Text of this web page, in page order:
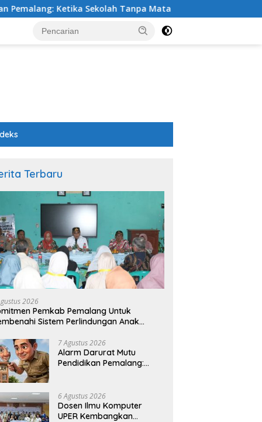
Ketika Sekolah Tanpa Mata dan Telinga
Wayang untuk Anak
HI, Dalang Cilik
Gebyar Cahaya Kemerdekaan
Dalam Tajuk “Festival Kamir”
Terbaru
2026
Pemkab Pemalang Untuk
Sistem Perlindungan Anak
7 Agustus 2026
Alarm Darurat Mutu
Pendidikan Pemalang:
6 Agustus 2026
Dosen Ilmu Komputer
UPER Kembangkan